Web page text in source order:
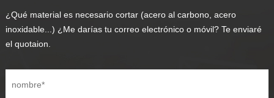
¿Qué material es necesario cortar (acero al carbono, acero
inoxidable...) ¿Me darías tu correo electrónico o móvil? Te enviaré
el quotaion.